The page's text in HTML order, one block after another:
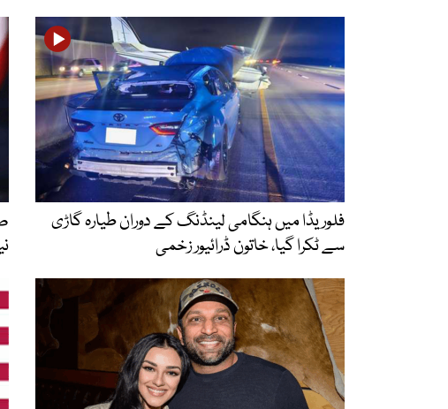
فلوریڈا میں ہنگامی لینڈنگ کے دوران طیارہ گاڑی
سے ٹکرا گیا، خاتون ڈرائیور زخمی